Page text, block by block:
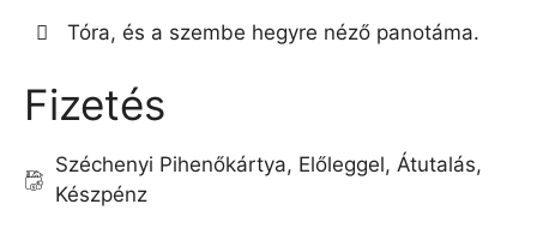
Tóra, és a szembe hegyre néző panotáma.
Fizetés
Széchenyi Pihenőkártya, Előleggel, Átutalás,
Készpénz